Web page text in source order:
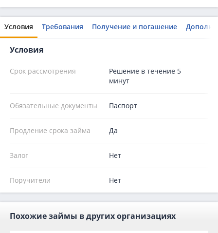
Условия Требования Получение и погашение
Условия
Срок рассмотрения
Решение в течение 5
минут
Обязательные документы Паспорт
Продление срока займа Да
Залог Нет
Поручители Нет
Похожие займы в других организациях